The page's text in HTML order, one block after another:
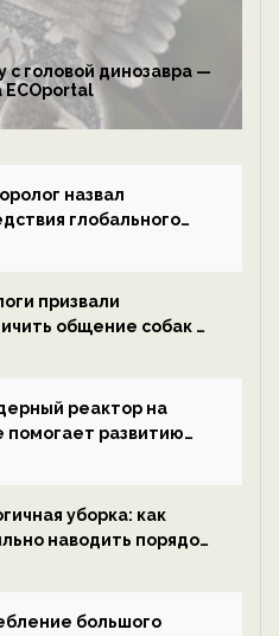
с головой динозавра —
ECOportal
назвал
глобального
призвали
общение собак с
реактор на
помогает развитию
уборка: как
наводить порядок
большого